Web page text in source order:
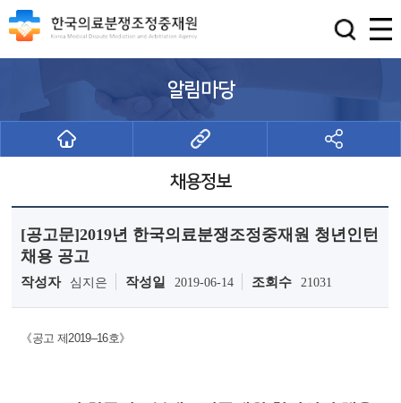
알림마당
채용정보
[공고문]2019년 한국의료분쟁조정중재원 청년인턴
채용 공고
작성자 심지은 작성일 2019-06-14 조회수 21031
《공고 제2019–16호》